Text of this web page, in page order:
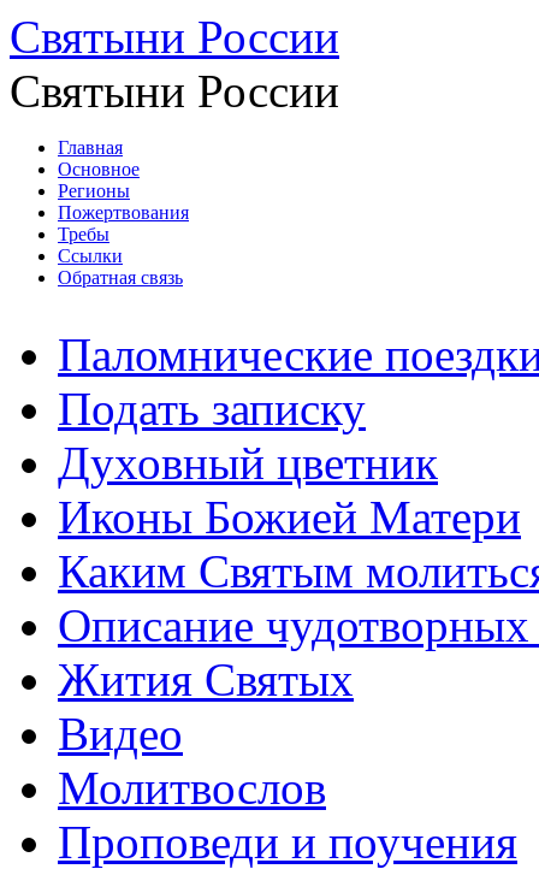
Святыни России
Святыни России
Главная
Основное
Регионы
Пожертвования
Требы
Ссылки
Обратная связь
Паломнические
Подать записку
Духовный цветник
Иконы Божией Матери
Каким Святым
Описание
Жития Святых
Видео
Молитвослов
Проповеди и поучения